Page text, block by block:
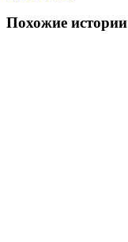
Похожие истории